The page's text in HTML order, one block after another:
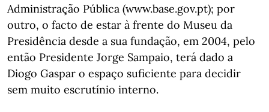
Administração Pública (www.base.gov.pt); por
outro, o facto de estar à frente do Museu da
Presidência desde a sua fundação, em 2004, pelo
então Presidente Jorge Sampaio, terá dado a
Diogo Gaspar o espaço suficiente para decidir
sem muito escrutínio interno.